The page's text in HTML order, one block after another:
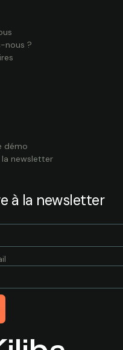
nous ?
démo
newsletter
à la newsletter